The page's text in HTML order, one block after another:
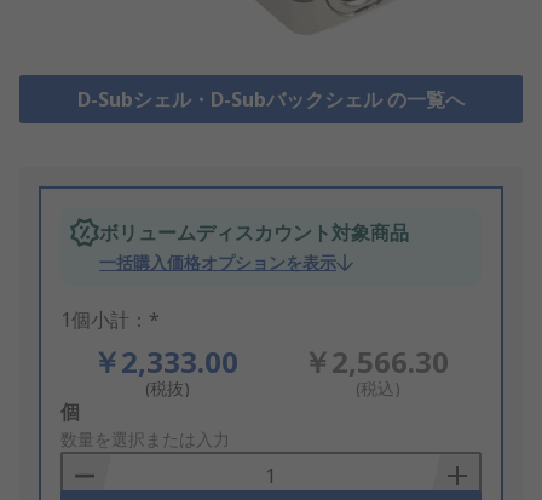
D-Subシェル・D-Subバックシェル の一覧へ
ボリュームディスカウント対象商品
一括購入価格オプションを表示
1個小計：*
￥2,333.00
(税抜)
￥2,566.30
(税込)
Add
to
Basket
個
数量を選択または入力